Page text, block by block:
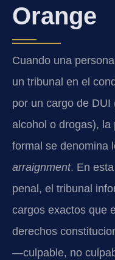
Orange
Cuando una
un tribunal en el
por un cargo de DUI
alcohol o drogas),
formal se denomina
arraignment. En
penal, el tribunal
cargos exactos que
derechos
—culpable, no